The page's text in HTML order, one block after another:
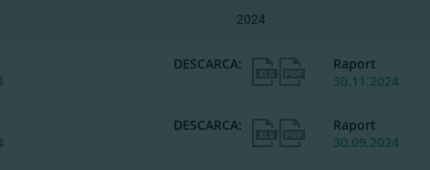
2024
DESCARCA:
Raport
30.11.2024
DESCARCA:
Raport
30.09.2024